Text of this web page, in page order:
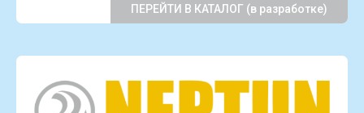
ПЕРЕЙТИ В КАТАЛОГ (в разработке)